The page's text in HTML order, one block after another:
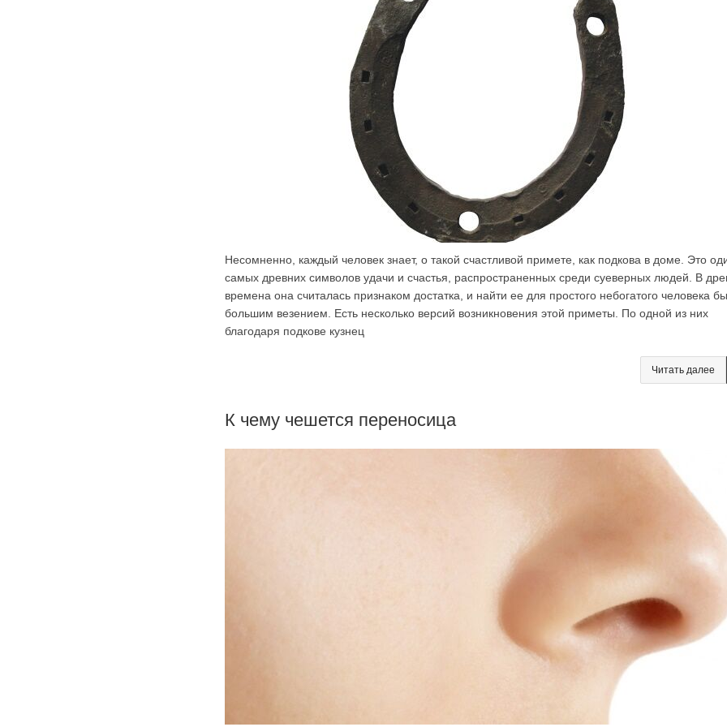
Несомненно, каждый человек знает, о такой счастливой примете, как подкова в доме. Это
самых древних символов удачи и счастья, распространенных среди суеверных людей. В
времена она считалась признаком достатка, и найти ее для простого небогатого человека
большим везением. Есть несколько версий возникновения этой приметы. По одной из них
благодаря подкове кузнец
Читать далее
К чему чешется переносица